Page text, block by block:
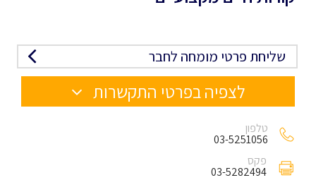
שליחת פרטי מומחה לחבר
לצפיה בפרטי התקשרות
טלפון
03-5251056
פקס
03-5282494